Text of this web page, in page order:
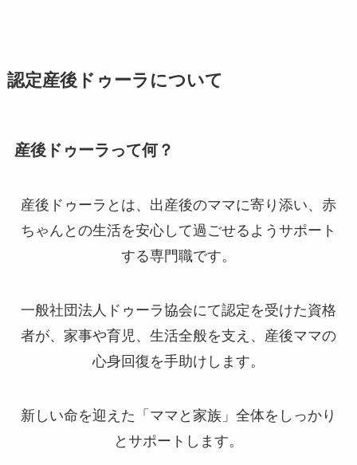
認定産後ドゥーラについて
産後ドゥーラって何？
産後ドゥーラとは、出産後のママに寄り添い、赤
ちゃんとの生活を安心して過ごせるようサポート
する専門職です。
一般社団法人ドゥーラ協会にて認定を受けた資格
者が、家事や育児、生活全般を支え、産後ママの
心身回復を手助けします。
新しい命を迎えた「ママと家族」全体をしっかり
とサポートします。